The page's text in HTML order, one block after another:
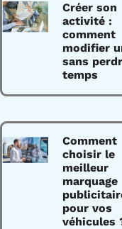
Créer son
activité :
comment
modifier
sans
temps
Comment
choisir le
meilleur
marquage
pour vos
véhicules